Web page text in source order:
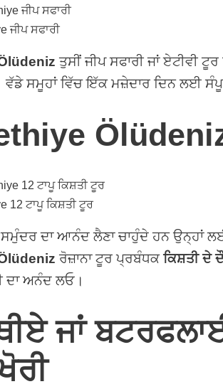
ਜੀਪ ਸਫਾਰੀ
ਤੁਸੀਂ ਜੀਪ ਸਫਾਰੀ ਜਾਂ ਏਟੀਵੀ
ਸਮੂਹਾਂ ਵਿੱਚ ਇੱਕ ਮਜ਼ੇਦਾਰ ਦਿਨ ਲਈ
12 ਟਾਪੂ ਕਿਸ਼ਤੀ ਟੂਰ
ਦਾ ਆਨੰਦ ਲੈਣਾ ਚਾਹੁੰਦੇ ਹਨ ਉਨ੍ਹਾਂ
ਰੋਜ਼ਾਨਾ ਟੂਰ ਪ੍ਰਬੰਧਕਕਿਸ਼ਤੀ ਦੇ
ਦਾ ਅਨੰਦ ਲਓ।
ਜਾਂ